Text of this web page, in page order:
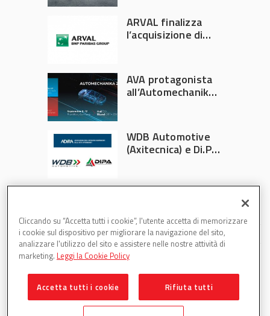
ARVAL finalizza
l’acquisizione di
AVA protagonista
all’Automechanika
WDB Automotive
(Axitecnica) e Di.Pa.
Partsweb è una testata di DBInformation Spa P.IVA
Cliccando su “Accetta tutti i cookie”, l'utente accetta di memorizzare
i cookie sul dispositivo per migliorare la navigazione del sito,
analizzare l'utilizzo del sito e assistere nelle nostre attività di
marketing. Leggi la Cookie Policy
Accetta tutti i cookie Rifiuta tutti